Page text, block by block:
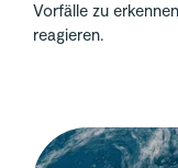
Vorfälle zu
reagieren.